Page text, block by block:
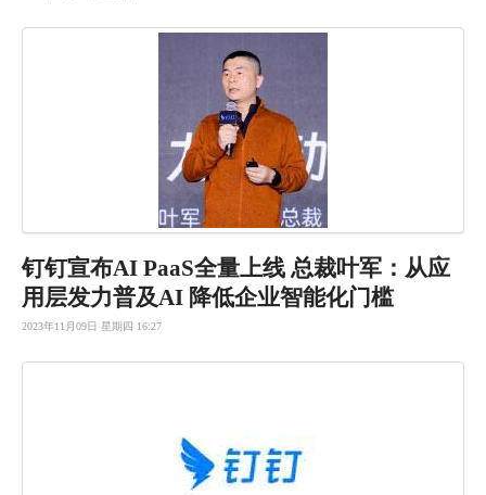
钉钉宣布AI PaaS全量上线 总裁叶军：从应
用层发力普及AI 降低企业智能化门槛
2023年11月09日 星期四 16:27